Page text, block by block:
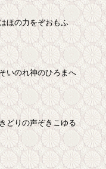
ほの力をぞおもふ
いのれ神のひろまへ
どりの声ぞきこゆる